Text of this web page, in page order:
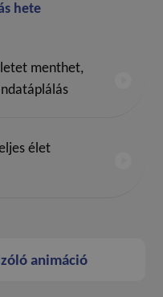
hete
menthet,
élet
animáció